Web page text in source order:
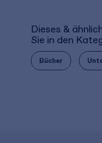
Dieses &
Sie in den
Bücher